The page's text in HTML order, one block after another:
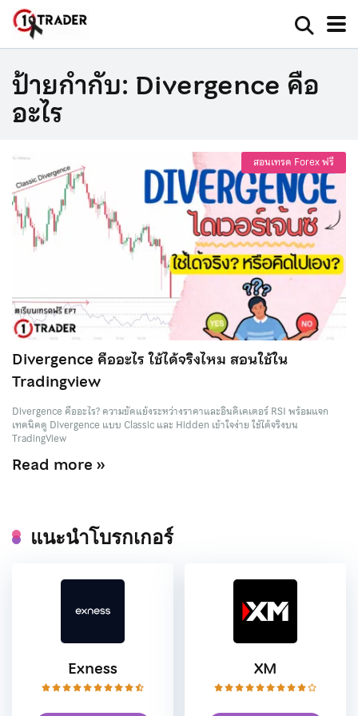
ป้ายกำกับ: Divergence คือ
อะไร
สอนเทรด Forex ฟรี
Divergence คืออะไร ใช้ได้จริงไหม สอนใช้ใน
Tradingview
Divergence คืออะไร? ความขัดแย้งระหว่างราคาและอินดิเคเตอร์ RSI พร้อมแจก
เทคนิคดู Divergence แบบ Classic และ Hidden เข้าใจง่าย ใช้ได้จริงบน
TradingView
Read more »
แนะนำโบรกเกอร์
Exness XM